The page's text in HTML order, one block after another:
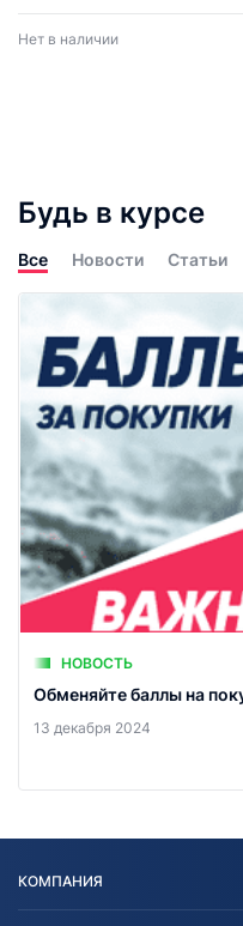
Нет в наличии
Будь в курсе
Все Новости Статьи
НОВОСТЬ
Обменяйте баллы на
13 декабря 2024
КОМПАНИЯ